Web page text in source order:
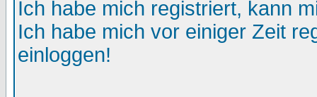
Ich habe mich registriert, kann
Ich habe mich vor einiger Zeit
einloggen!